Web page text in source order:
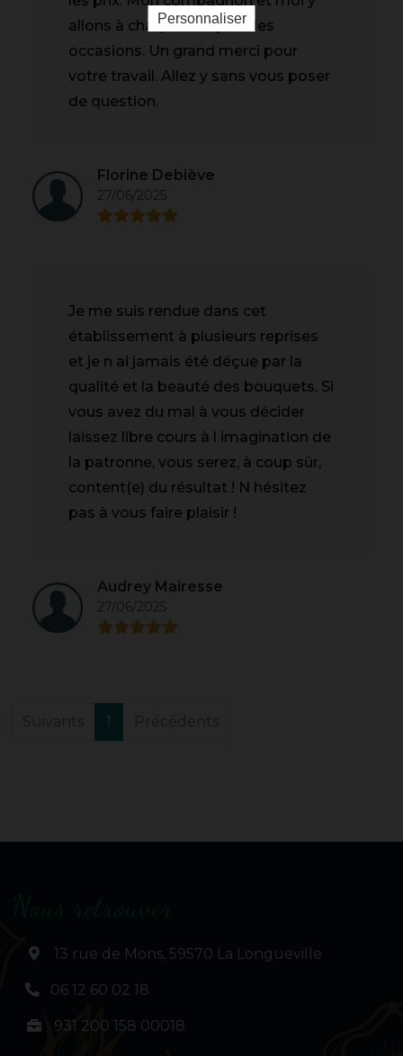
allons à chaque fois pour les
occasions. Un grand merci pour
votre travail. Allez y sans vous poser
de question.
Florine Debiève
27/06/2025
Je me suis rendue dans cet
établissement à plusieurs reprises
et je n ai jamais été déçue par la
qualité et la beauté des bouquets. Si
vous avez du mal à vous décider
laissez libre cours à l imagination de
la patronne, vous serez, à coup sûr,
content(e) du résultat ! N hésitez
pas à vous faire plaisir !
Audrey Mairesse
27/06/2025
1
13 rue de Mons, 59570 La Longueville
06 12 60 02 18
931 200 158 00018
Personnaliser